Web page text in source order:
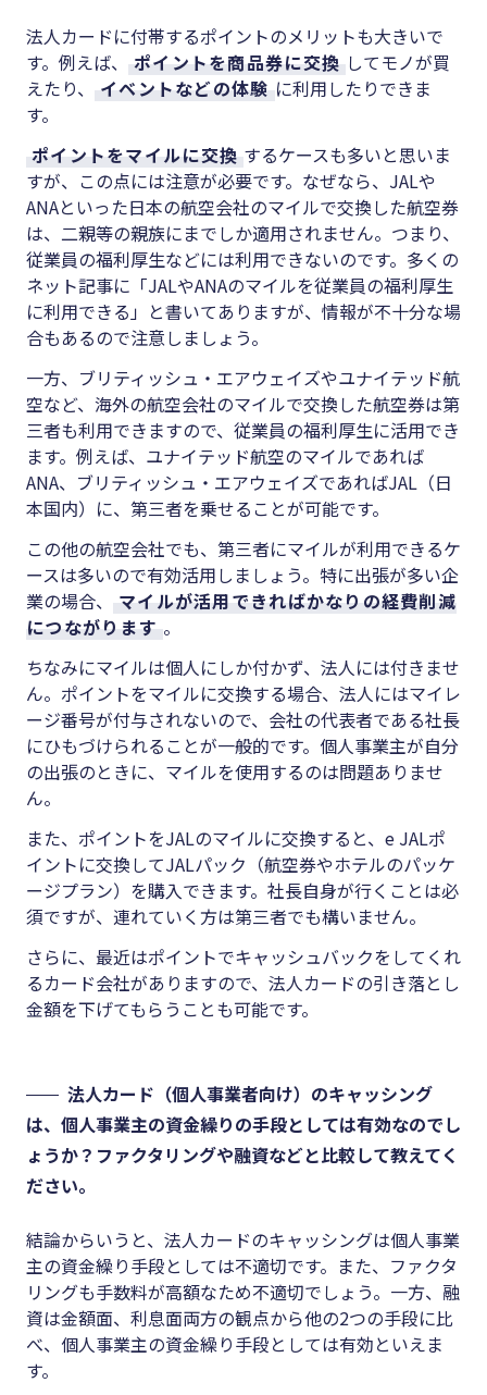
法人カードに付帯するポイントのメリットも大きいで
す。例えば、
ポイントを商品券に交換 してモノが買
えたり、
イベントなどの体験 に利用したりできま
す。
ポイントをマイルに交換 するケースも多いと思いま
すが、この点には注意が必要です。なぜなら、JALや
ANAといった日本の航空会社のマイルで交換した航空券
は、二親等の親族にまでしか適用されません。つまり、
従業員の福利厚生などには利用できないのです。多くの
ネット記事に「JALやANAのマイルを従業員の福利厚生
に利用できる」と書いてありますが、情報が不十分な場
合もあるので注意しましょう。
一方、ブリティッシュ・エアウェイズやユナイテッド航
空など、海外の航空会社のマイルで交換した航空券は第
三者も利用できますので、従業員の福利厚生に活用でき
ます。例えば、ユナイテッド航空のマイルであれば
ANA、ブリティッシュ・エアウェイズであればJAL（日
本国内）に、第三者を乗せることが可能です。
この他の航空会社でも、第三者にマイルが利用できるケ
ースは多いので有効活用しましょう。特に出張が多い企
業の場合、
マイルが活用できればかなりの経費削減
につながります 。
ちなみにマイルは個人にしか付かず、法人には付きませ
ん。ポイントをマイルに交換する場合、法人にはマイレ
ージ番号が付与されないので、会社の代表者である社長
にひもづけられることが一般的です。個人事業主が自分
の出張のときに、マイルを使用するのは問題ありませ
ん。
また、ポイントをJALのマイルに交換すると、e JALポ
イントに交換してJALパック（航空券やホテルのパッケ
ージプラン）を購入できます。社長自身が行くことは必
須ですが、連れていく方は第三者でも構いません。
さらに、最近はポイントでキャッシュバックをしてくれ
るカード会社がありますので、法人カードの引き落とし
金額を下げてもらうことも可能です。
法人カード（個人事業者向け）のキャッシング
は、個人事業主の資金繰りの手段としては有効なのでし
ょうか？ファクタリングや融資などと比較して教えてく
ださい。
結論からいうと、法人カードのキャッシングは個人事業
主の資金繰り手段としては不適切です。また、ファクタ
リングも手数料が高額なため不適切でしょう。一方、融
資は金額面、利息面両方の観点から他の2つの手段に比
べ、個人事業主の資金繰り手段としては有効といえま
す。